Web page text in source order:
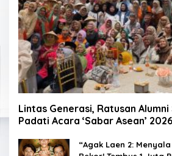
Lintas Generasi, Ratusan Alumni
Padati Acara ‘Sabar Asean’
“Agak Laen 2: